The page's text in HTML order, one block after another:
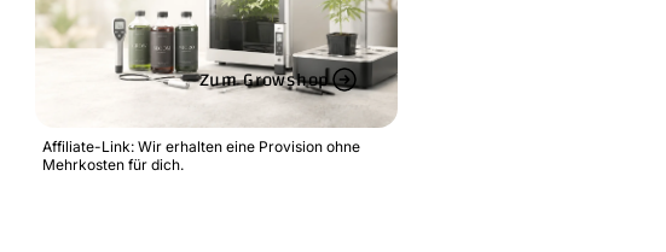
Zum Growshop
Affiliate-Link: Wir erhalten eine Provision ohne
Mehrkosten für dich.